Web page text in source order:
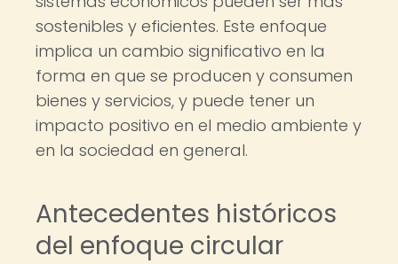
sostenibles y eficientes. Este enfoque
implica un cambio significativo en la
forma en que se producen y consumen
bienes y servicios, y puede tener un
impacto positivo en el medio ambiente y
en la sociedad en general.
Antecedentes históricos
del enfoque circular